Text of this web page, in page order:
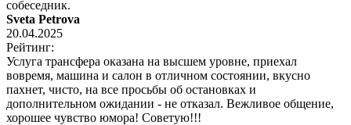
собеседник.
Sveta Petrova
20.04.2025
Рейтинг:
Услуга трансфера оказана на высшем уровне, приехал
вовремя, машина и салон в отличном состоянии, вкусно
пахнет, чисто, на все просьбы об остановках и
дополнительном ожидании - не отказал. Вежливое общение,
хорошее чувство юмора! Советую!!!